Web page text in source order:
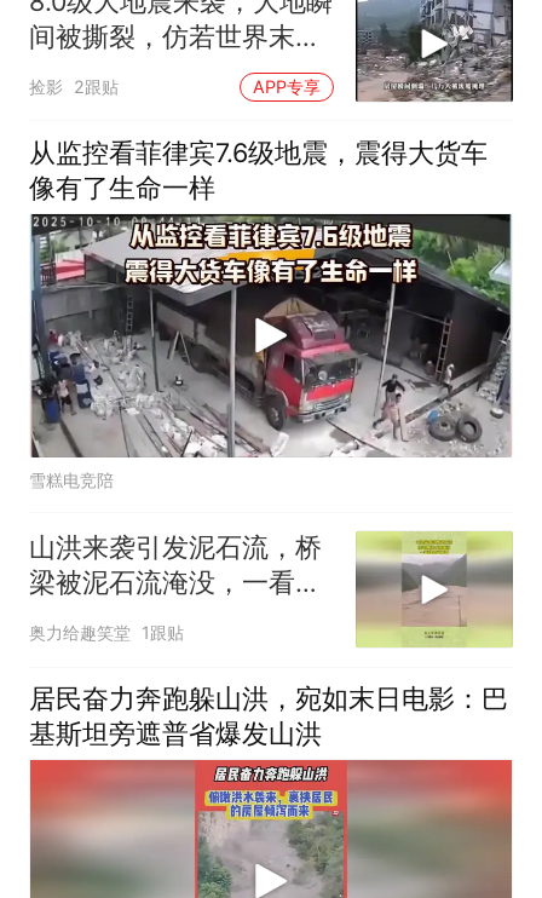
间被撕裂，仿若世界末日
捡影 2跟贴 APP专享
从监控看菲律宾7.6级地震，震得大货车
像有了生命一样
雪糕电竞陪
山洪来袭引发泥石流，桥
梁被泥石流淹没，一看就
是豆腐渣
奥力给趣笑堂 1跟贴
居民奋力奔跑躲山洪，宛如末日电影：巴
基斯坦旁遮普省爆发山洪